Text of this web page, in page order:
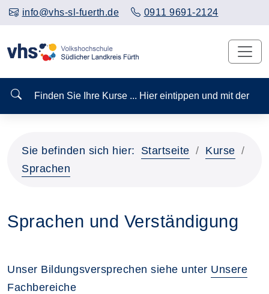
info@vhs-sl-fuerth.de 0911 9691-2124
Finden Sie Ihre Kurse ... Hier eintippen und mit
Sie befinden sich hier: Startseite
Kurse
Sprachen
Sprachen und Verständigung
Unser Bildungsversprechen siehe unter Unsere
Fachbereiche